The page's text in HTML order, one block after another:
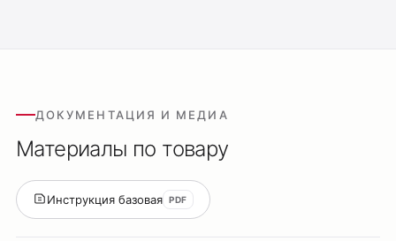
ДОКУМЕНТАЦИЯ И МЕДИА
Материалы по товару
Инструкция базовая PDF